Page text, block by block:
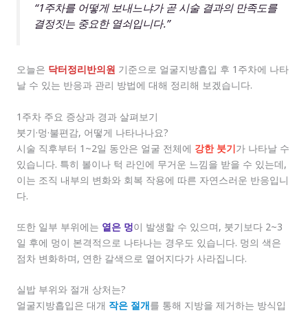
“1주차를 어떻게 보내느냐가 곧 시술 결과의 만족도를
결정짓는 중요한 열쇠입니다.”
오늘은 닥터정리반의원 기준으로 얼굴지방흡입 후 1주차에 나타
날 수 있는 반응과 관리 방법에 대해 정리해 보겠습니다.
1주차 주요 증상과 경과 살펴보기
붓기·멍·불편감, 어떻게 나타나나요?
시술 직후부터 1~2일 동안은 얼굴 전체에 강한 붓기가 나타날 수
있습니다. 특히 볼이나 턱 라인에 무거운 느낌을 받을 수 있는데,
이는 조직 내부의 변화와 회복 작용에 따른 자연스러운 반응입니
다.
또한 일부 부위에는 옅은 멍이 발생할 수 있으며, 붓기보다 2~3
일 후에 멍이 본격적으로 나타나는 경우도 있습니다. 멍의 색은
점차 변화하며, 연한 갈색으로 옅어지다가 사라집니다.
실밥 부위와 절개 상처는?
얼굴지방흡입은 대개 작은 절개를 통해 지방을 제거하는 방식입